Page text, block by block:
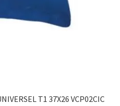
T1 37X26 VCP02CIC